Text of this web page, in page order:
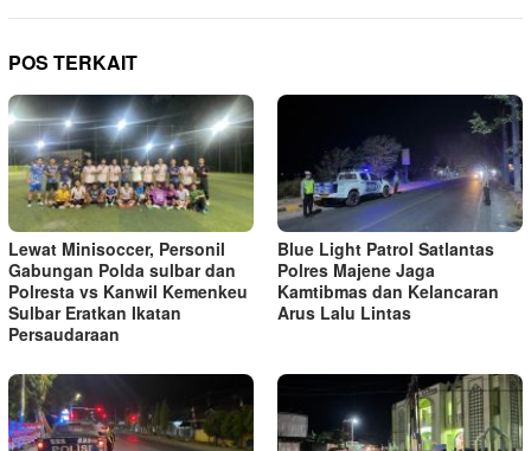
POS TERKAIT
Lewat Minisoccer, Personil
Gabungan Polda sulbar dan
Polresta vs Kanwil Kemenkeu
Sulbar Eratkan Ikatan
Persaudaraan
Blue Light Patrol Satlantas
Polres Majene Jaga
Kamtibmas dan Kelancaran
Arus Lalu Lintas